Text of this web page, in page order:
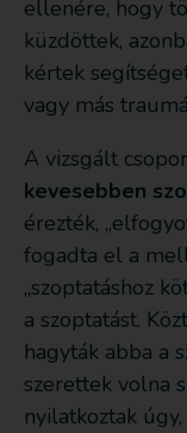
ellenére, hogy
küzdöttek,
kértek
vagy más
A vizsgált
kevesebben
érezték,
fogadta el a
„szoptatáshoz
a szoptatást.
hagyták abba a
szerettek volna
nyilatkoztak